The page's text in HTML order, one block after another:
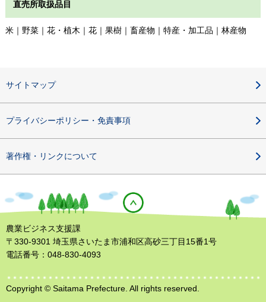
直売所取扱品目
米｜野菜｜花・植木｜花｜果樹｜畜産物｜特産・加工品｜林産物
サイトマップ
プライバシーポリシー・免責事項
著作権・リンクについて
農業ビジネス支援課
〒330-9301 埼玉県さいたま市浦和区高砂三丁目15番1号
電話番号：048-830-4093
Copyright © Saitama Prefecture. All rights reserved.